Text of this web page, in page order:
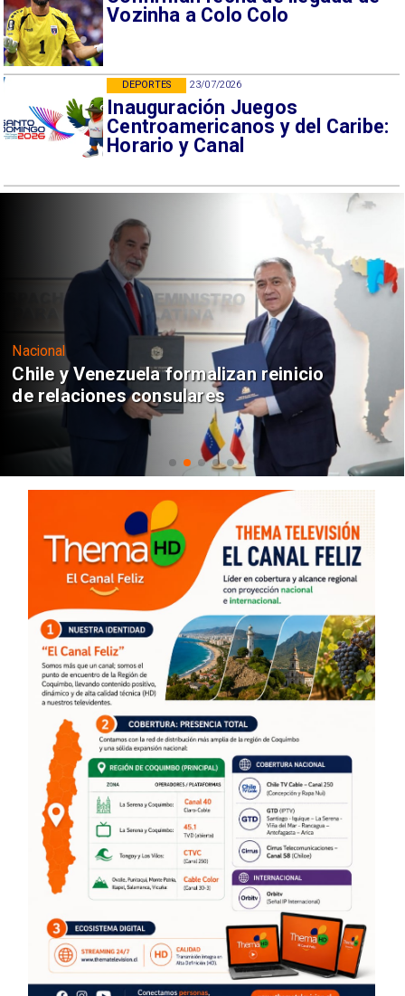
Vozinha a Colo Colo
23/07/2026
Inauguración Juegos
Centroamericanos y del Caribe:
Horario y Canal
DEPORTES
Nacional
Chile y Venezuela formalizan reinicio
de relaciones consulares